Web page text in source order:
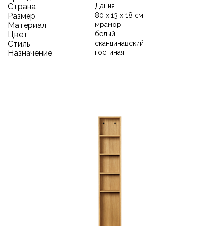
Страна Дания
Размер 80 х 13 х 18 см
Материал мрамор
Цвет белый
Стиль скандинавский
Назначение гостиная